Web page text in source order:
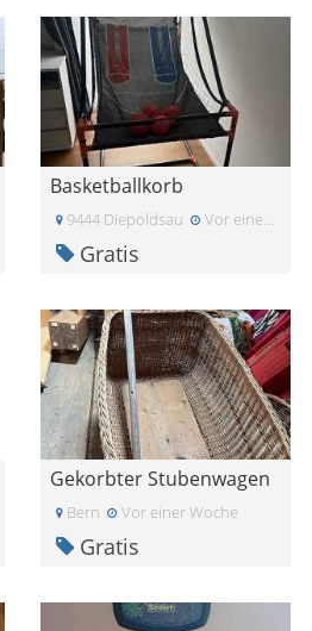
Basketballkorb
9444 Diepoldsau Vor einer Woche
Gratis
Gekorbter Stubenwagen
Bern Vor einer Woche
Gratis